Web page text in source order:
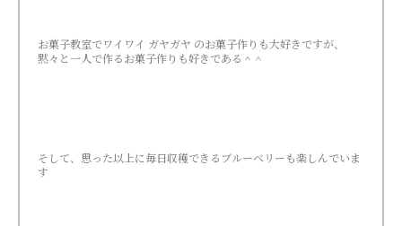
お菓子教室でワイワイ ガヤガヤ のお菓子作りも大好きですが、
黙々と一人で作るお菓子作りも好きである＾＾
そして、思った以上に毎日収穫できるブルーベリーも楽しんでいま
す